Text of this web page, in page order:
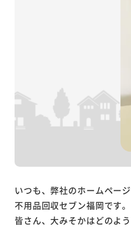
いつも、弊社のホームペー
不用品回収セブン福岡です。
皆さん、大みそかはどのよ